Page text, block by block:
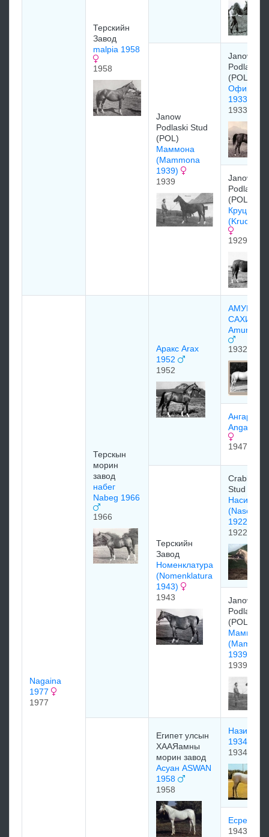
Терскийн
Завод
malpia 1958
1958
Janow
Podlaski Stud
(POL)
Маммона
(Mammona
1939)
1939
Janow
Podlaski
(POL)
Офир
1933
1933
Janow
Podlaski
(POL)
Круцица
(Krucica
1929
Nagaina
1977
1977
Терскын
морин
завод
набег
Nabeg 1966
1966
Аракс Arax
1952
1952
АМУРАТ
САХИБ
Amurath
1932
Ангара
Angara
1947
Терскийн
Завод
Номенклатура
(Nomenklatura
1943)
1943
Crabbet
Stud
Насим
(Naseem
1922)
1922
Janow
Podlaski
(POL)
Маммона
1939)
1939
Египет улсын
ХААЯамны
морин завод
Асуан ASWAN
1958
1958
Назир
1934
1934
Есрея
1943